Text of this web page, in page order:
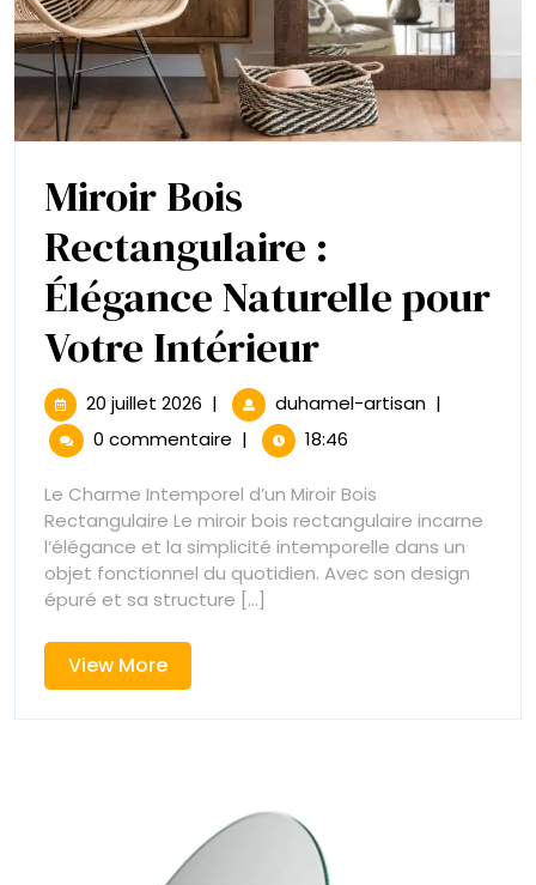
Miroir Bois
Rectangulaire :
Élégance Naturelle pour
Votre IntérieurMiroir
Bois
:
Élégance
Naturelle
20 juillet 2026 20
juillet
| duhamel-artisanMiroir
Naturelle
pour
Votre
|
0 commentaire | 18:46
Le Charme Intemporel d’un Miroir Bois
Rectangulaire Le miroir bois rectangulaire incarne
l’élégance et la simplicité intemporelle dans un
objet fonctionnel du quotidien. Avec son design
épuré et sa structure [...]
View MoreView
More